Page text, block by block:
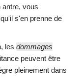
antre, vous
s'en prenne de
les dommages
peuvent être
pleinement dans